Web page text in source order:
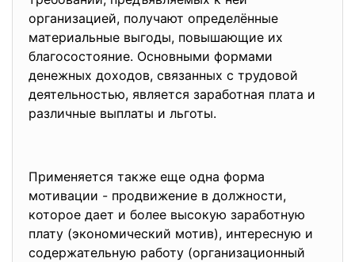
организацией, получают определённые
материальные выгоды, повышающие их
благосостояние. Основными формами
денежных доходов, связанных с трудовой
деятельностью, является заработная плата и
различные выплаты и льготы.
Применяется также еще одна форма
мотивации - продвижение в должности,
которое дает и более высокую заработную
плату (экономический мотив), интересную и
содержательную работу (организационный